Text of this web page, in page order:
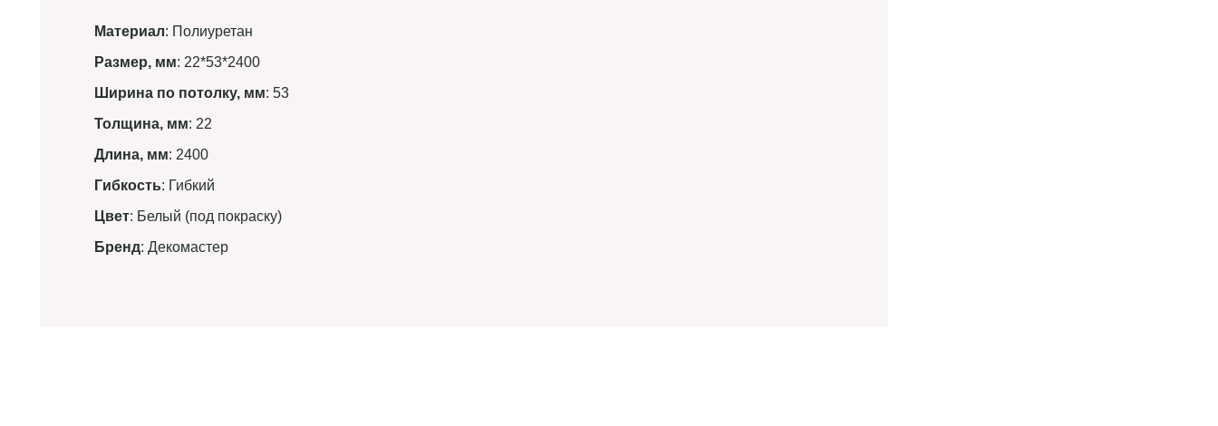
Материал: Полиуретан
Размер, мм: 22*53*2400
Ширина по потолку, мм: 53
Толщина, мм: 22
Длина, мм: 2400
Гибкость: Гибкий
Цвет: Белый (под покраску)
Бренд: Декомастер